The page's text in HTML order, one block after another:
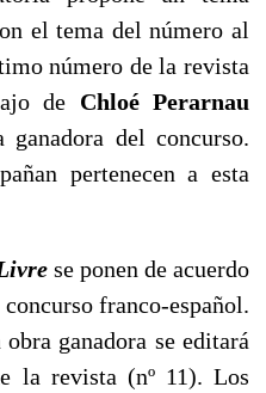
el tema del número al
número de la revista
de Chloé Perarnau
ganadora del concurso.
pertenecen a esta
se ponen de acuerdo
franco-español.
ganadora se editará
la revista (nº 11). Los